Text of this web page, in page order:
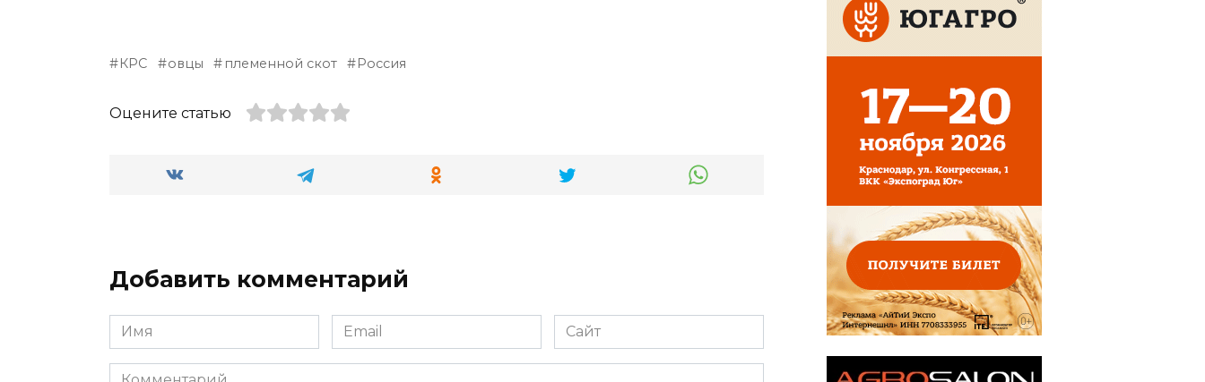
КРС овцы племенной скот Россия
Оцените статью
Добавить комментарий
Имя
*
Email
*
Сайт
Комментарий